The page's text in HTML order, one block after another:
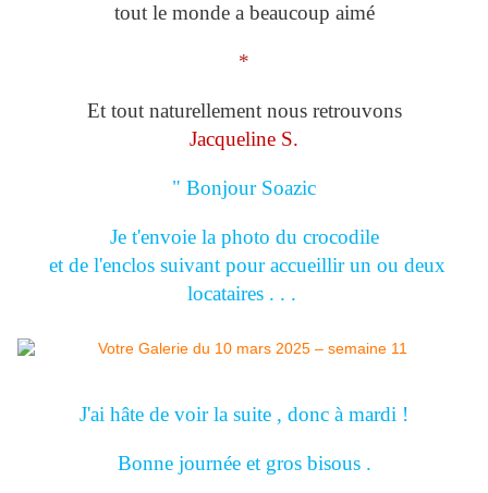
tout le monde a beaucoup aimé
*
Et tout naturellement nous retrouvons
Jacqueline S.
" Bonjour Soazic
Je t'envoie la photo du crocodile
et de l'enclos suivant pour accueillir un ou deux
locataires . . .
J'ai hâte de voir la suite , donc à mardi !
Bonne journée et gros bisous .